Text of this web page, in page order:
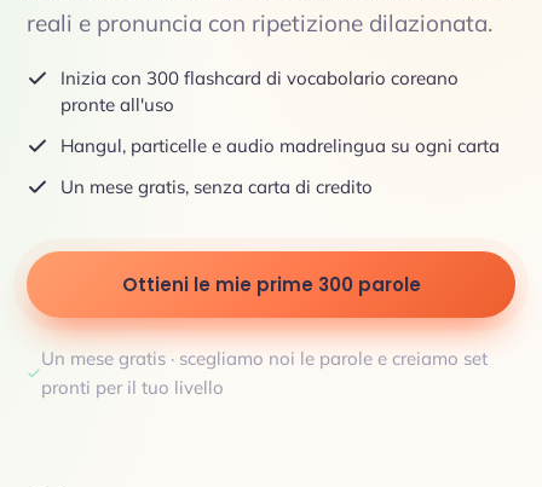
reali e pronuncia con ripetizione dilazionata.
Inizia con 300 flashcard di vocabolario coreano
pronte all'uso
Hangul, particelle e audio madrelingua su ogni carta
Un mese gratis, senza carta di credito
Ottieni le mie prime 300 parole
Un mese gratis · scegliamo noi le parole e creiamo set
pronti per il tuo livello